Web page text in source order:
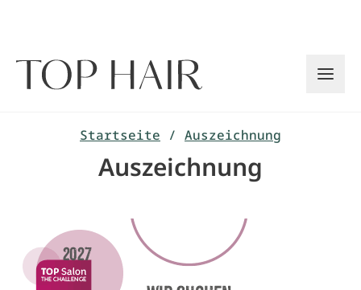
Startseite / Auszeichnung
Auszeichnung